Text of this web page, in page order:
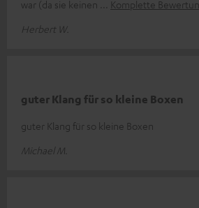
war (da sie keinen
Komplette
Herbert W.
guter Klang für so kleine Boxen
guter Klang für so kleine Boxen
Michael M.